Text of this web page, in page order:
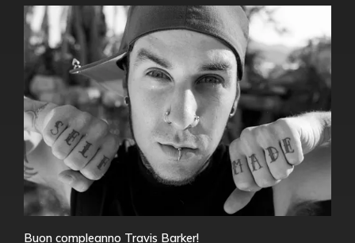
Buon compleanno Travis Barker!